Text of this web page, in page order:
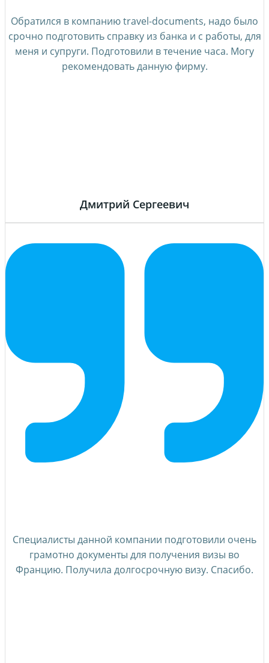
Обратился в компанию travel-documents, надо было
срочно подготовить справку из банка и с работы, для
меня и супруги. Подготовили в течение часа. Могу
рекомендовать данную фирму.
Дмитрий Сергеевич
Специалисты данной компании подготовили очень
грамотно документы для получения визы во
Францию. Получила долгосрочную визу. Спасибо.